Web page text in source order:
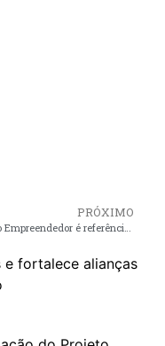
PRÓXIMO
e fortalece alianças